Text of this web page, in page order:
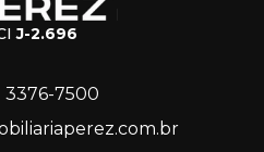
J-2.696
3376-7500